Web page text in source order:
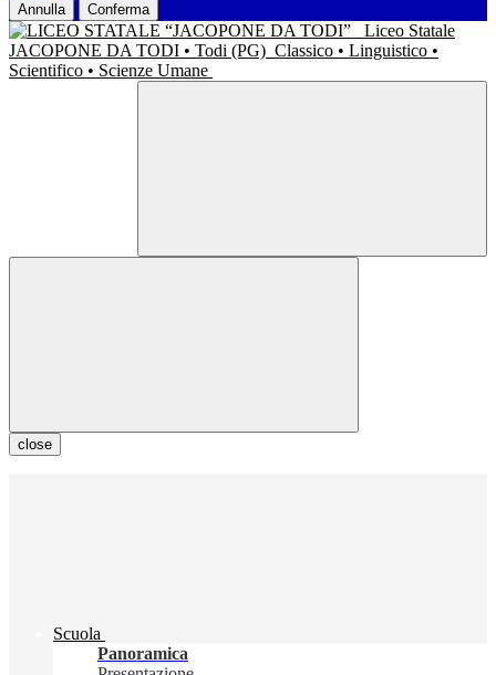
Annulla Conferma
Liceo Statale
JACOPONE DA TODI • Todi (PG) Classico • Linguistico •
Scientifico • Scienze Umane
close
Scuola
Panoramica